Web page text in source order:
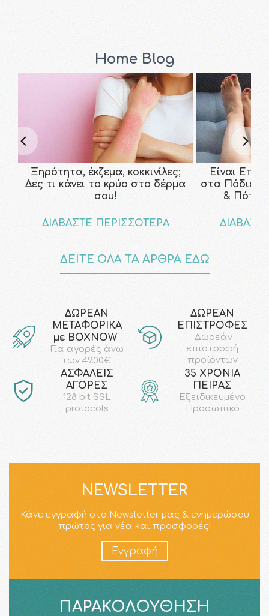
Home Blog
Ξηρότητα, έκζεμα, κοκκινίλες;
Δες τι κάνει το κρύο στο δέρμα
σου!
ΔΙΑΒΑΣΤΕ ΠΕΡΙΣΣΟΤΕΡΑ
Είναι
στα Πόδια;
& Πότε
ΔΕΙΤΕ ΟΛΑ ΤΑ ΑΡΘΡΑ ΕΔΩ
ΔΩΡΕΑΝ
ΜΕΤΑΦΟΡΙΚΑ
με ΒΟΧΝΟW
Για αγορές άνω
των 49.00€
ΔΩΡΕΑΝ
ΕΠΙΣΤΡΟΦΕΣ
Δωρεάν
επιστροφή
προϊόντων
AΣΦΑΛΕΙΣ
ΑΓΟΡΕΣ
128 bit SSL
protocols
35 ΧΡΟΝΙΑ
ΠΕΙΡΑΣ
Εξειδικευμένο
Προσωπικό
NEWSLETTER
Κάνε εγγραφή στο Newsletter μας & ενημερώσου
πρώτος για νέα και προσφορές!
Εγγραφή
ΠΑΡΑΚΟΛΟΎΘΗΣΗ